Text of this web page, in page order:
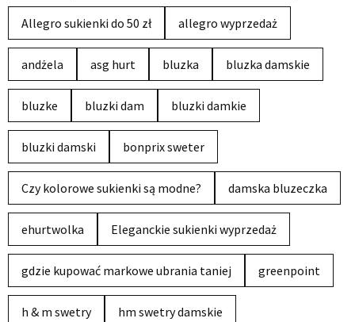
Allegro sukienki do 50 zł allegro wyprzedaż
andżela asg hurt bluzka bluzka damskie
bluzke bluzki dam bluzki damkie
bluzki damski bonprix sweter
Czy kolorowe sukienki są modne? damska bluzeczka
ehurtwolka Eleganckie sukienki wyprzedaż
gdzie kupować markowe ubrania taniej greenpoint
h & m swetry hm swetry damskie